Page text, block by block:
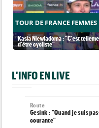
TOUR DE FRANCE FEMMES
Kasia Niewiadoma : "C'est
d'être cycliste"
L'INFO EN LIVE
Route
Gesink : "Quand je suis
courante"